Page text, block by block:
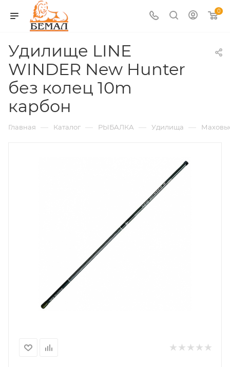
0
Удилище LINE
WINDER New Hunter
без колец 10m
карбон
Главная — Каталог — РЫБАЛКА — Удилища —